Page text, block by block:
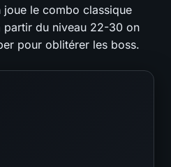
le combo classique
du niveau 22-30 on
pour oblitérer les boss.